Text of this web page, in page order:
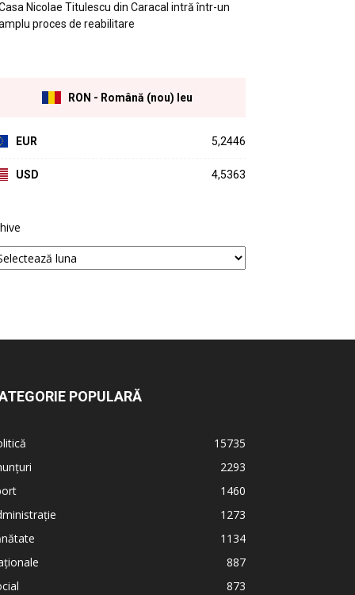
Nicolae Titulescu din Caracal intră într-un
proces de reabilitare
RON - Română (nou) leu
EUR 5,2446
USD 4,5363
POPULARĂ
15735
2293
1460
1273
1134
887
873